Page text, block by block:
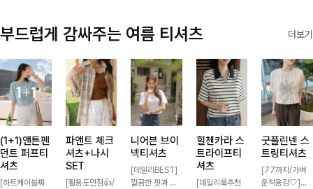
부드럽게 감싸주는 여름 티셔츠 더보기
(1+1)앤튼펜
던트 퍼프티
셔츠
[하트케이블짜
파앤트 체크
셔츠+나시
SET
[활용도만점👍/
니어븐 브이
넥티셔츠
[데일리BEST]
깔끔한 핏과 디
힐첸카라 스
트라이프티
셔츠
[데일리룩추천
굿플린넨 스
트링티셔츠
[77까지/가벼
운착용감🤍]린